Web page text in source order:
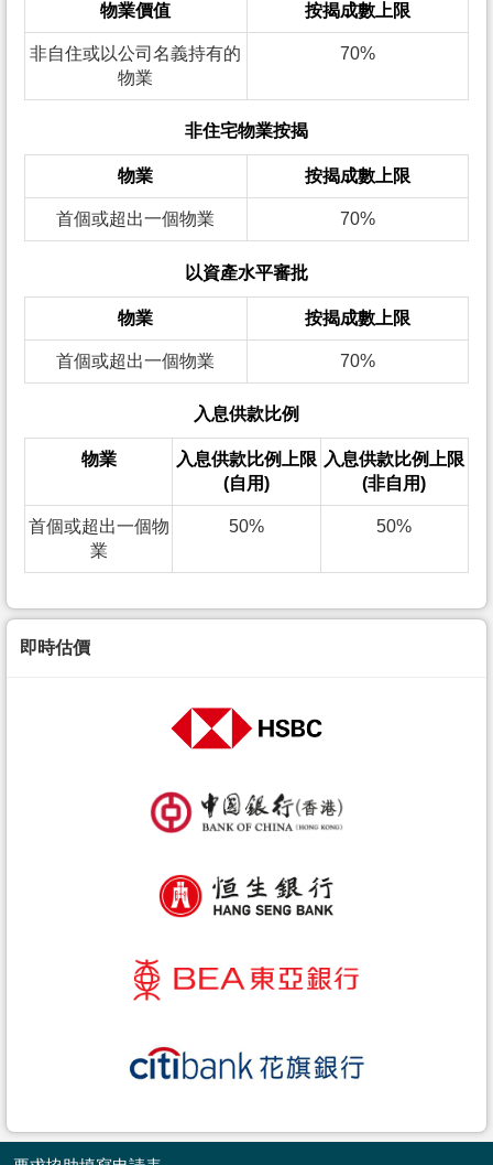
物業價值 按揭成數上限
非自住或以公司名義持有的
物業
70%
非住宅物業按揭
物業 按揭成數上限
首個或超出一個物業 70%
以資產水平審批
物業 按揭成數上限
首個或超出一個物業 70%
入息供款比例
物業
入息供款比例上限
(自用)
入息供款比例上限
(非自用)
首個或超出一個物
業
50% 50%
即時估價